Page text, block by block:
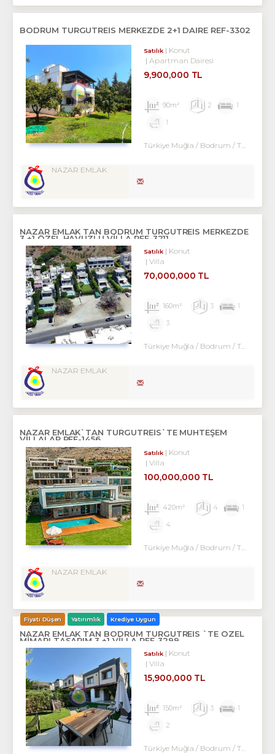
BODRUM TURGUTREİS MERKEZDE 2+1 DAİRE REF-3302
Satılık
Konut
Apartman Dairesi
9,900,000 TL
90m² 2
1
1
Türkiye Muğla / Bodrum / Turgutreis
NAZAR EMLAK
NAZAR EMLAK TAN BODRUM TURGUTREİS MERKEZDE
3 +1 ÖZEL HAVUZLU VİLLA REF-3211
Satılık
Konut
Villa
70,000,000 TL
160m² 3
1
3
Türkiye Muğla / Bodrum / Turgutreis
NAZAR EMLAK
NAZAR EMLAK`TAN TURGUTREİS`TE MUHTEŞEM
VİLLALAR REF-1456
Satılık
Konut
Villa
100,000,000 TL
420m² 4
1
4
Türkiye Muğla / Bodrum / Turgutreis
NAZAR EMLAK
Fiyatı Düşen Yatırımlık Krediye Uygun
NAZAR EMLAK TAN BODRUM TURGUTREİS `TE ÖZEL
MİMARI TASARIM 3 +1 VİLLA REF-3299 ...
Satılık
Konut
Villa
15,900,000 TL
150m² 3
1
2
Türkiye Muğla / Bodrum / Turgutreis